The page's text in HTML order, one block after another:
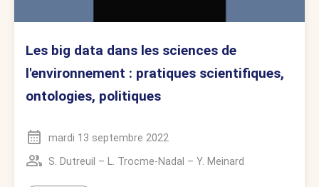
Les big data dans les sciences de
l'environnement : pratiques scientifiques,
ontologies, politiques
mardi 13 septembre 2022
S. Dutreuil – L. Trocme-Nadal – Y. Meinard